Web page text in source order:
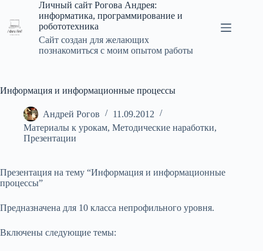
сути
Личный сайт Рогова Андрея:
информатика, программирование и
робототехника
Сайт создан для желающих
познакомиться с моим опытом работы
Информация и информационные процессы
Андрей Рогов
11.09.2012
Материалы к урокам, Методические наработки,
Презентации
Презентация на тему “Информация и информационные
процессы”
Предназначена для 10 класса непрофильного уровня.
Включены следующие темы: